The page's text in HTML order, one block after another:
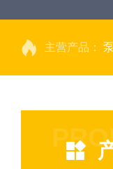
主营产品：